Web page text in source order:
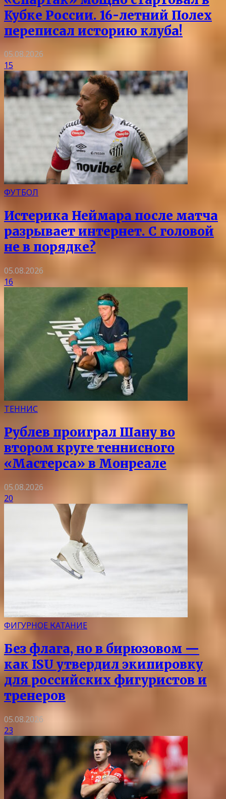
Кубке России. 16-летний Полех
переписал историю клуба!
05.08.2026
15
ФУТБОЛ
Истерика Неймара после матча
разрывает интернет. С головой
не в порядке?
05.08.2026
16
ТЕННИС
Рублев проиграл Шану во
втором круге теннисного
«Мастерса» в Монреале
05.08.2026
20
ФИГУРНОЕ КАТАНИЕ
Без флага, но в бирюзовом —
как ISU утвердил экипировку
для российских фигуристов и
тренеров
05.08.2026
23